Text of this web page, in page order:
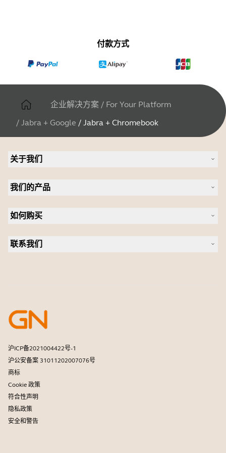
付款方式
企业解决方案 / For Your Platform
/ Jabra + Google / Jabra + Chromebook
关于我们
人才招聘
新闻稿
案例研究
我们的产品
全向麦
个人摄像头
软件
如何购买
联系我们
开发者计划
合作伙伴计划
商用产品寿命终止政策
沪ICP备2021004422号-1
沪公安备案 31011202007076号
商标
Cookie 政策
符合性声明
隐私政策
安全和警告